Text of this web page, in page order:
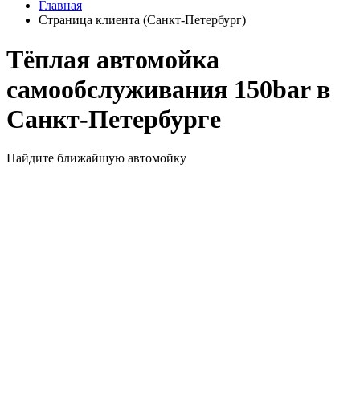
Главная
Страница клиента (Санкт-Петербург)
Тёплая автомойка
самообслуживания 150bar в
Санкт-Петербурге
Найдите ближайшую автомойку